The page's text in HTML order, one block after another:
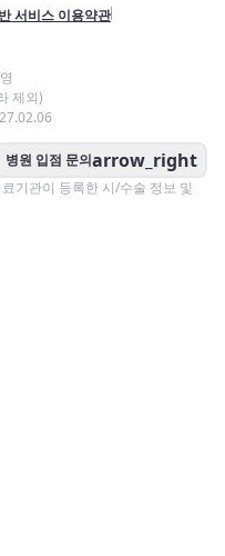
서비스 이용약관
제외)
병원 입점 문의arrow_right
기관이 등록한 시/수술 정보 및